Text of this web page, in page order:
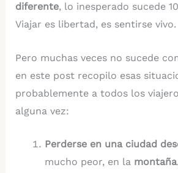
diferente, lo inesperado sucede
Viajar es libertad, es sentirse vivo.
Pero muchas veces no sucede
en este post recopilo esas
probablemente a todos los
alguna vez:
Perderse en una ciudad
mucho peor, en la montaña